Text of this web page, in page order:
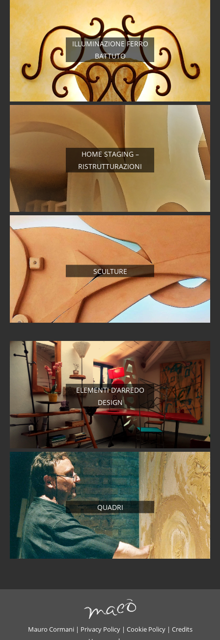
ILLUMINAZIONE FERRO
BATTUTO
HOME STAGING –
RISTRUTTURAZIONI
SCULTURE
ELEMENTI D’ARREDO
DESIGN
QUADRI
Mauro Cormani | Privacy Policy| Cookie Policy| Credits